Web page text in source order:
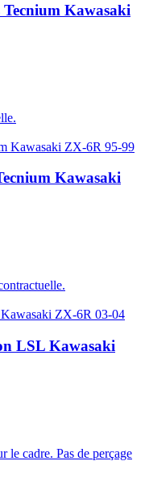
Tecnium Kawasaki
Kawasaki
LSL Kawasaki
le cadre. Pas de perçage